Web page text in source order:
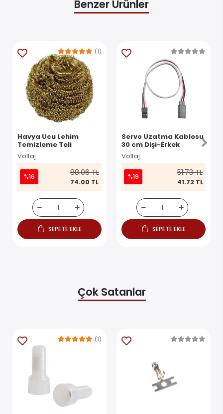
Benzer Ürünler
Havya Ucu Lehim
Temizleme Teli
Voltaj
(1)
%16 88.06 TL
74.00 TL
SEPETE EKLE
Servo Uzatma Kablosu
30 cm Dişi-Erkek
Voltaj
%19 51.73 TL
41.72 TL
SEPETE EKLE
Çok Satanlar
(1)